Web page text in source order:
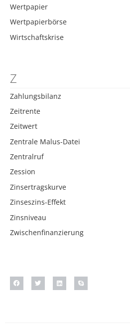
Wertpapier
Wertpapierbörse
Wirtschaftskrise
Z
Zahlungsbilanz
Zeitrente
Zeitwert
Zentrale Malus-Datei
Zentralruf
Zession
Zinsertragskurve
Zinseszins-Effekt
Zinsniveau
Zwischenfinanzierung